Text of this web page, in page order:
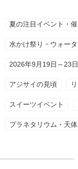
夏の注目イベント・
水かけ祭り・ウォー
2026年9月19日～23
アジサイの見頃
スイーツイベント
プラネタリウム・天体